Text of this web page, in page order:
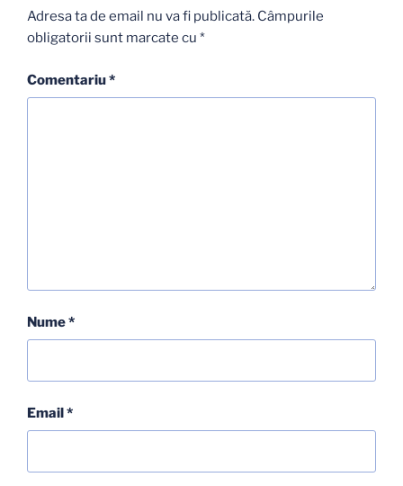
Adresa ta de email nu va fi publicată. Câmpurile
obligatorii sunt marcate cu *
Comentariu*
Nume*
Email*